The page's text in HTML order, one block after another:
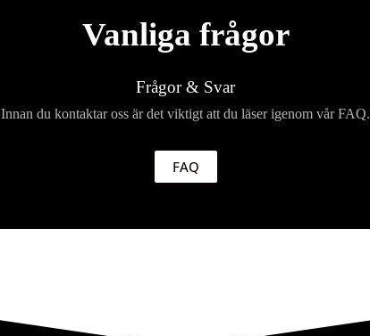
Vanliga frågor
Frågor & Svar
Innan du kontaktar oss är det viktigt att du läser igenom vår FAQ.
FAQ